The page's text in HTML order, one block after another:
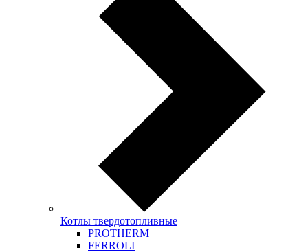
Котлы твердотопливные
PROTHERM
FERROLI